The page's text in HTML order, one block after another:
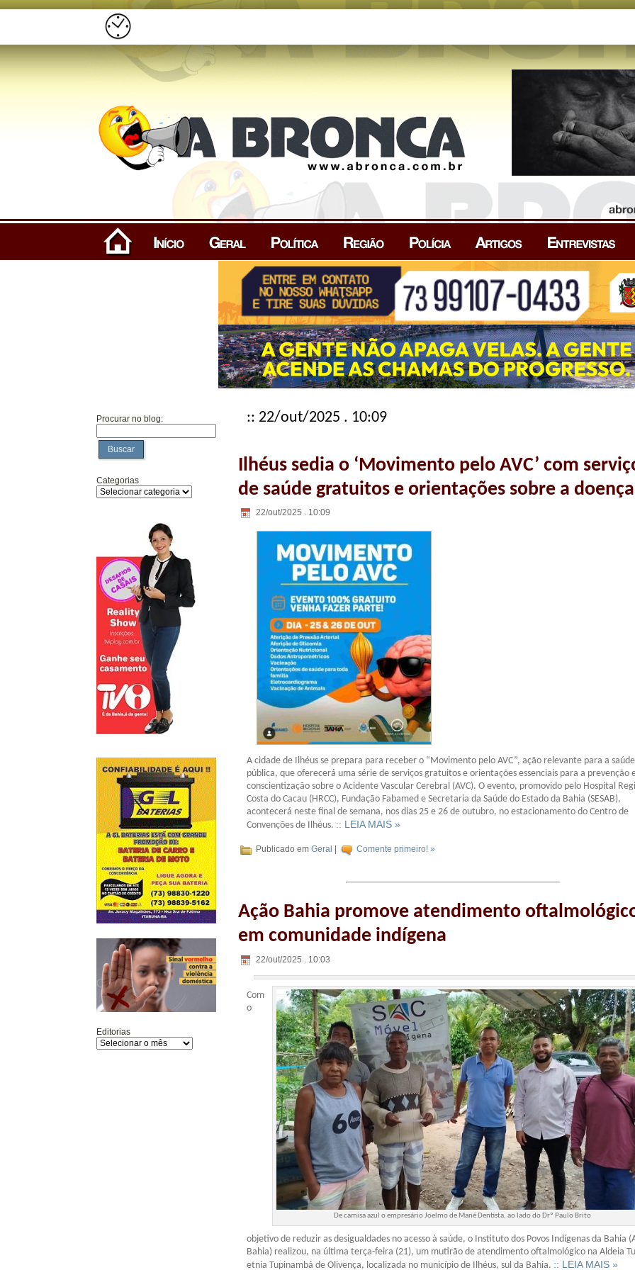
Procurar no blog:
Buscar
Categorias
Editorias
:: 22/out/2025 . 10:09
Ilhéus sedia o ‘Movimento pelo AVC’ com
de saúde gratuitos e orientações sobre a doença
22/out/2025 . 10:09
A cidade de Ilhéus se prepara para receber o “Movimento pelo AVC”, ação relevante para a saúde
pública, que oferecerá uma série de serviços gratuitos e orientações essenciais para a prevenção
conscientização sobre o Acidente Vascular Cerebral (AVC). O evento, promovido pelo Hospital
Costa do Cacau (HRCC), Fundação Fabamed e Secretaria da Saúde do Estado da Bahia (SESAB),
acontecerá neste final de semana, nos dias 25 e 26 de outubro, no estacionamento do Centro de
Convenções de Ilhéus. :: LEIA MAIS »
Publicado em Geral Comente primeiro! »
Ação Bahia promove atendimento
em comunidade indígena
22/out/2025 . 10:03
De camisa azul o empresário Joelmo de Mané Dentista, ao lado do Drº Paulo Brito
Com
o
objetivo de reduzir as desigualdades no acesso à saúde, o Instituto dos Povos Indígenas da Bahia
Bahia) realizou, na última terça-feira (21), um mutirão de atendimento oftalmológico na Aldeia
etnia Tupinambá de Olivença, localizada no município de Ilhéus, sul da Bahia. :: LEIA MAIS »